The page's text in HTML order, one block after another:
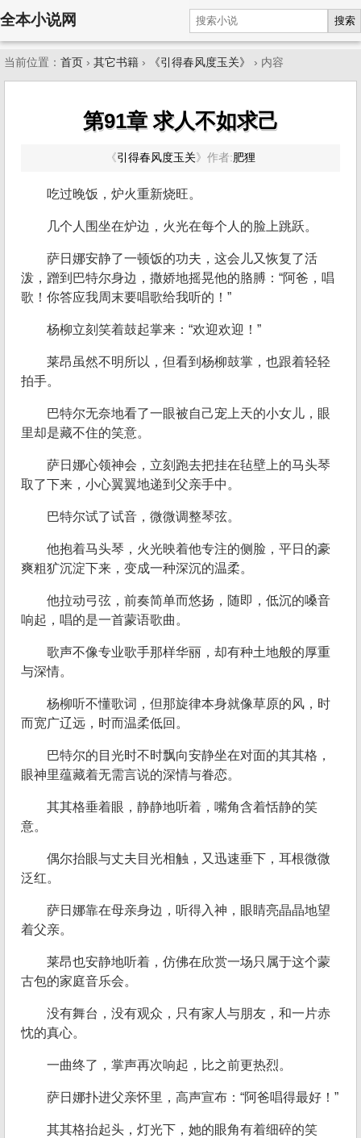
全本小说网 搜索
当前位置： 首页 › 其它书籍 › 《引得春风度玉关》 › 内容
第91章 求人不如求己
《引得春风度玉关》 作者:肥狸
吃过晚饭，炉火重新烧旺。
几个人围坐在炉边，火光在每个人的脸上跳跃。
萨日娜安静了一顿饭的功夫，这会儿又恢复了活
泼，蹭到巴特尔身边，撒娇地摇晃他的胳膊：“阿爸，唱
歌！你答应我周末要唱歌给我听的！”
杨柳立刻笑着鼓起掌来：“欢迎欢迎！”
莱昂虽然不明所以，但看到杨柳鼓掌，也跟着轻轻
拍手。
巴特尔无奈地看了一眼被自己宠上天的小女儿，眼
里却是藏不住的笑意。
萨日娜心领神会，立刻跑去把挂在毡壁上的马头琴
取了下来，小心翼翼地递到父亲手中。
巴特尔试了试音，微微调整琴弦。
他抱着马头琴，火光映着他专注的侧脸，平日的豪
爽粗犷沉淀下来，变成一种深沉的温柔。
他拉动弓弦，前奏简单而悠扬，随即，低沉的嗓音
响起，唱的是一首蒙语歌曲。
歌声不像专业歌手那样华丽，却有种土地般的厚重
与深情。
杨柳听不懂歌词，但那旋律本身就像草原的风，时
而宽广辽远，时而温柔低回。
巴特尔的目光时不时飘向安静坐在对面的其其格，
眼神里蕴藏着无需言说的深情与眷恋。
其其格垂着眼，静静地听着，嘴角含着恬静的笑
意。
偶尔抬眼与丈夫目光相触，又迅速垂下，耳根微微
泛红。
萨日娜靠在母亲身边，听得入神，眼睛亮晶晶地望
着父亲。
莱昂也安静地听着，仿佛在欣赏一场只属于这个蒙
古包的家庭音乐会。
没有舞台，没有观众，只有家人与朋友，和一片赤
忱的真心。
一曲终了，掌声再次响起，比之前更热烈。
萨日娜扑进父亲怀里，高声宣布：“阿爸唱得最好！”
其其格抬起头，灯光下，她的眼角有着细碎的笑